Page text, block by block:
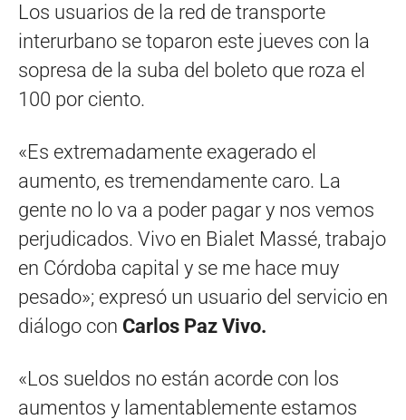
Los usuarios de la red de transporte
interurbano se toparon este jueves con la
sopresa de la suba del boleto que roza el
100 por ciento.
«Es extremadamente exagerado el
aumento, es tremendamente caro. La
gente no lo va a poder pagar y nos vemos
perjudicados. Vivo en Bialet Massé, trabajo
en Córdoba capital y se me hace muy
pesado»; expresó un usuario del servicio en
diálogo con Carlos Paz Vivo.
«Los sueldos no están acorde con los
aumentos y lamentablemente estamos